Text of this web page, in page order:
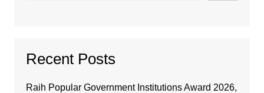
Recent Posts
Raih Popular Government Institutions Award 2026,